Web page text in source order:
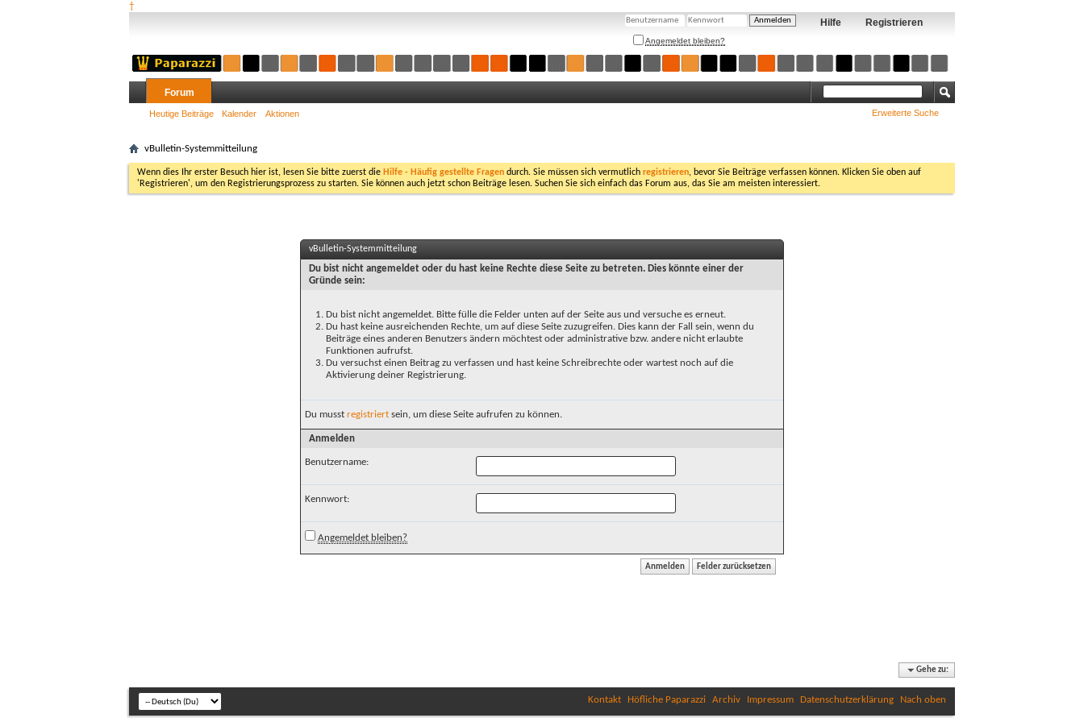
†
Registrieren
Hilfe
Angemeldet bleiben?
Forum
Heutige Beiträge Kalender Aktionen Erweiterte Suche
vBulletin-Systemmitteilung
Wenn dies Ihr erster Besuch hier ist, lesen Sie bitte zuerst die Hilfe - Häufig gestellte Fragen durch. Sie müssen sich vermutlich registrieren, bevor Sie Beiträge verfassen können. Klicken Sie oben auf
'Registrieren', um den Registrierungsprozess zu starten. Sie können auch jetzt schon Beiträge lesen. Suchen Sie sich einfach das Forum aus, das Sie am meisten interessiert.
vBulletin-Systemmitteilung
Du bist nicht angemeldet oder du hast keine Rechte diese Seite zu betreten. Dies könnte einer der
Gründe sein:
Du bist nicht angemeldet. Bitte fülle die Felder unten auf der Seite aus und versuche es erneut.
Du hast keine ausreichenden Rechte, um auf diese Seite zuzugreifen. Dies kann der Fall sein, wenn du
Beiträge eines anderen Benutzers ändern möchtest oder administrative bzw. andere nicht erlaubte
Funktionen aufrufst.
Du versuchst einen Beitrag zu verfassen und hast keine Schreibrechte oder wartest noch auf die
Aktivierung deiner Registrierung.
Du musst registriert sein, um diese Seite aufrufen zu können.
Anmelden
Benutzername:
Kennwort:
Angemeldet bleiben?
Gehe zu:
Kontakt Höfliche Paparazzi Archiv Impressum Datenschutzerklärung Nach oben